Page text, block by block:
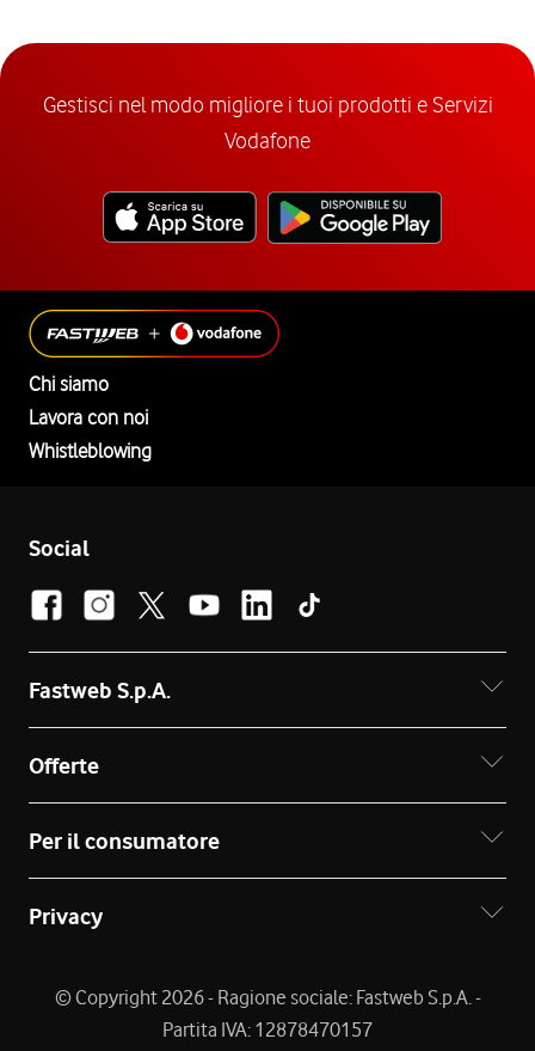
Gestisci nel modo migliore i tuoi prodotti e Servizi
Vodafone
Chi siamo
Lavora con noi
Whistleblowing
Social
Fastweb S.p.A.
Offerte
Per il consumatore
Privacy
© Copyright 2026 - Ragione sociale: Fastweb S.p.A. -
Partita IVA: 12878470157